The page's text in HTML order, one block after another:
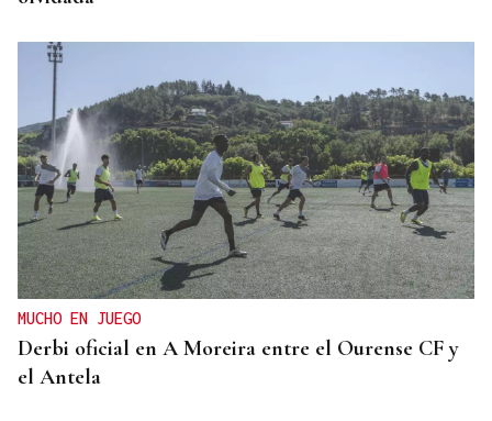
MUCHO EN JUEGO
Derbi oficial en A Moreira entre el Ourense CF y
el Antela